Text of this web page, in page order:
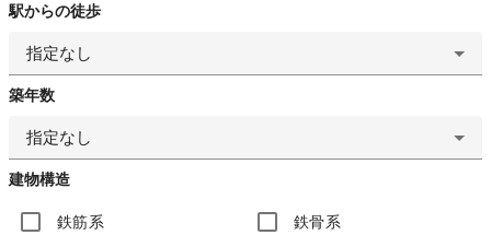
駅からの徒歩
指定なし
築年数
指定なし
建物構造
鉄筋系 鉄骨系